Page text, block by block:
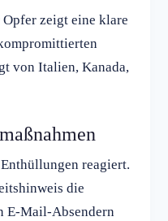
zeigt eine klare
von Italien, Kanada,
reagiert.
die
E-Mail-Absendern